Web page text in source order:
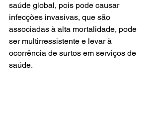
saúde global, pois pode causar
infecções invasivas, que são
associadas à alta mortalidade, pode
ser multirressistente e levar à
ocorrência de surtos em serviços de
saúde.